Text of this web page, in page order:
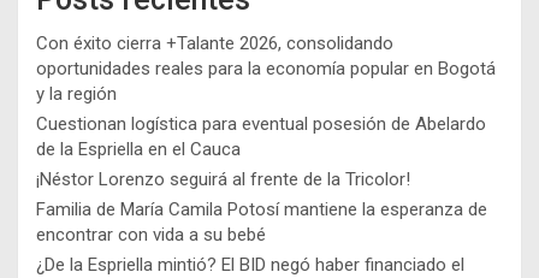
Con éxito cierra +Talante 2026, consolidando
oportunidades reales para la economía popular en Bogotá
y la región
Cuestionan logística para eventual posesión de Abelardo
de la Espriella en el Cauca
¡Néstor Lorenzo seguirá al frente de la Tricolor!
Familia de María Camila Potosí mantiene la esperanza de
encontrar con vida a su bebé
¿De la Espriella mintió? El BID negó haber financiado el